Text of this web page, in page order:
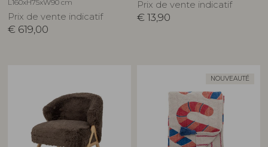
L160xH75xW90 cm
Prix de vente indicatif
€ 619,00
Prix de vente indicatif
€ 13,90
NOUVEAUTÉ